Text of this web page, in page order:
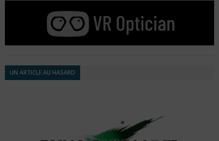
UN ARTICLE AU HASARD